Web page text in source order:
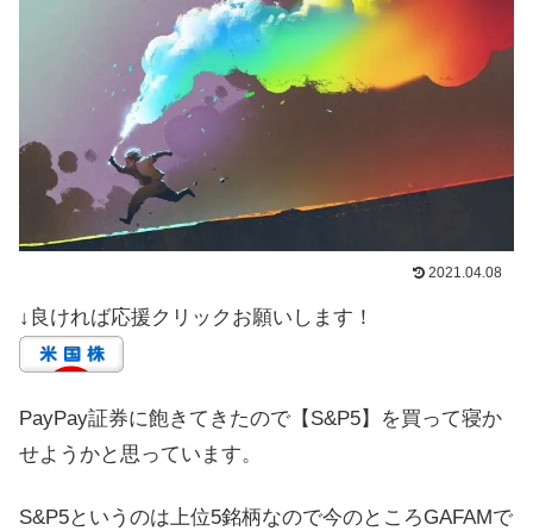
2021.04.08
↓良ければ応援クリックお願いします！
PayPay証券に飽きてきたので【S&P5】を買って寝か
せようかと思っています。
S&P5というのは上位5銘柄なので今のところGAFAMで